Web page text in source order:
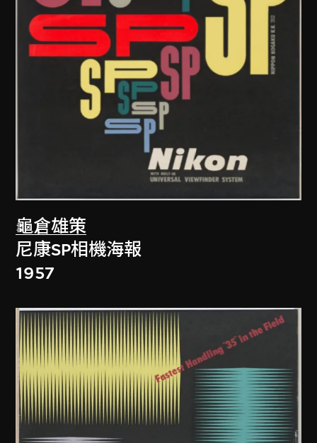
龜倉雄策
尼康SP相機海報
1957